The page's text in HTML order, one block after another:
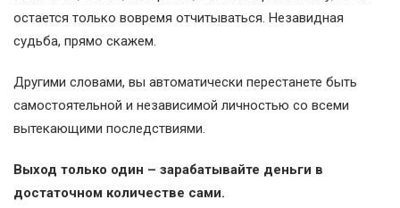
остается только вовремя отчитываться. Незавидная
судьба, прямо скажем.
Другими словами, вы автоматически перестанете быть
самостоятельной и независимой личностью со всеми
вытекающими последствиями.
Выход только один – зарабатывайте деньги в
достаточном количестве сами.